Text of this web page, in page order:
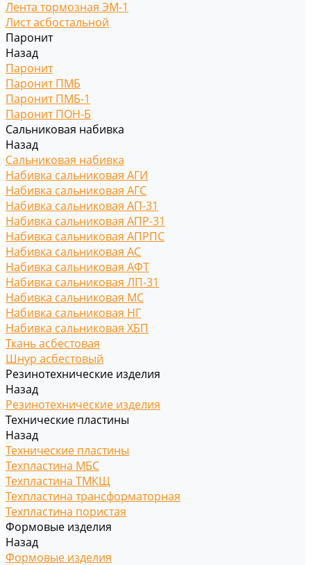
Лента тормозная ЭМ-1
Лист асбостальной
Паронит
Назад
Паронит
Паронит ПМБ
Паронит ПМБ-1
Паронит ПОН-Б
Сальниковая набивка
Назад
Сальниковая набивка
Набивка сальниковая АГИ
Набивка сальниковая АГС
Набивка сальниковая АП-31
Набивка сальниковая АПР-31
Набивка сальниковая АПРПС
Набивка сальниковая АС
Набивка сальниковая АФТ
Набивка сальниковая ЛП-31
Набивка сальниковая МС
Набивка сальниковая НГ
Набивка сальниковая ХБП
Ткань асбестовая
Шнур асбестовый
Резинотехнические изделия
Назад
Резинотехнические изделия
Технические пластины
Назад
Технические пластины
Техпластина МБС
Техпластина ТМКЩ
Техпластина трансформаторная
Техпластина пористая
Формовые изделия
Назад
Формовые изделия